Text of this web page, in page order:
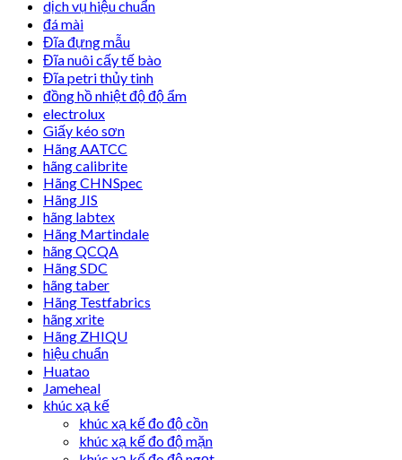
dịch vụ hiệu chuẩn
đá mài
Đĩa đựng mẫu
Đĩa nuôi cấy tế bào
Đĩa petri thủy tinh
đồng hồ nhiệt độ độ ẩm
electrolux
Giấy kéo sơn
Hãng AATCC
hãng calibrite
Hãng CHNSpec
Hãng JIS
hãng labtex
Hãng Martindale
hãng QCQA
Hãng SDC
hãng taber
Hãng Testfabrics
hãng xrite
Hãng ZHIQU
hiệu chuẩn
Huatao
Jameheal
khúc xạ kế
khúc xạ kế đo độ cồn
khúc xạ kế đo độ mặn